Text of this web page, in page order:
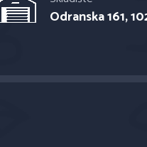
Odranska 161,